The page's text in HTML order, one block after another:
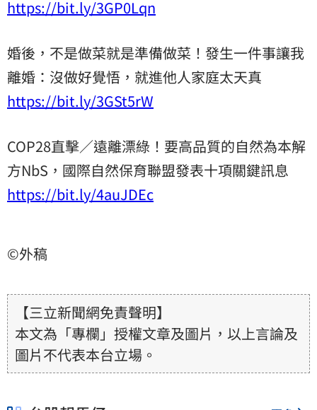
https://bit.ly/3GP0Lqn
婚後，不是做菜就是準備做菜！發生一件事讓我
離婚：沒做好覺悟，就進他人家庭太天真
https://bit.ly/3GSt5rW
COP28直擊／遠離漂綠！要高品質的自然為本解
方NbS，國際自然保育聯盟發表十項關鍵訊息
https://bit.ly/4auJDEc
©外稿
【三立新聞網免責聲明】
本文為「專欄」授權文章及圖片，以上言論及
圖片不代表本台立場。